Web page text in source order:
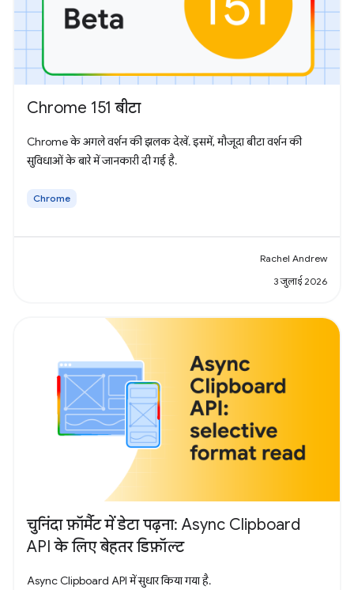
Chrome 151 बीटा
Chrome के अगले वर्शन की झलक देखें. इसमें, मौजूदा बीटा वर्शन की
सुविधाओं के बारे में जानकारी दी गई है.
Chrome
Rachel Andrew
3 जुलाई 2026
चुनिंदा फ़ॉर्मैट में डेटा पढ़ना: Async Clipboard
API के लिए बेहतर डिफ़ॉल्ट
Async Clipboard API में सुधार किया गया है.